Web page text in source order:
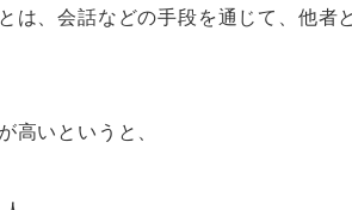
は、会話などの手段を通じて、他者
高いというと、